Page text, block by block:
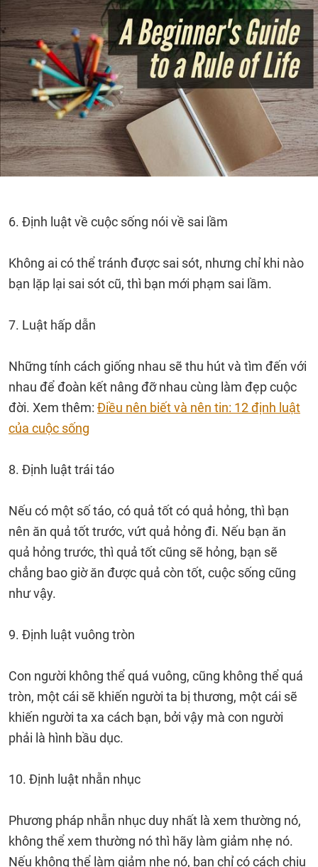
6. Định luật về cuộc sống nói về sai lầm
Không ai có thể tránh được sai sót, nhưng chỉ khi nào
bạn lặp lại sai sót cũ, thì bạn mới phạm sai lầm.
7. Luật hấp dẫn
Những tính cách giống nhau sẽ thu hút và tìm đến với
nhau để đoàn kết nâng đỡ nhau cùng làm đẹp cuộc
đời. Xem thêm: Điều nên biết và nên tin: 12 định luật
của cuộc sống
8. Định luật trái táo
Nếu có một số táo, có quả tốt có quả hỏng, thì bạn
nên ăn quả tốt trước, vứt quả hỏng đi. Nếu bạn ăn
quả hỏng trước, thì quả tốt cũng sẽ hỏng, bạn sẽ
chẳng bao giờ ăn được quả còn tốt, cuộc sống cũng
như vậy.
9. Định luật vuông tròn
Con người không thể quá vuông, cũng không thể quá
tròn, một cái sẽ khiến người ta bị thương, một cái sẽ
khiến người ta xa cách bạn, bởi vậy mà con người
phải là hình bầu dục.
10. Định luật nhẫn nhục
Phương pháp nhẫn nhục duy nhất là xem thường nó,
không thể xem thường nó thì hãy làm giảm nhẹ nó.
Nếu không thể làm giảm nhẹ nó, bạn chỉ có cách chịu